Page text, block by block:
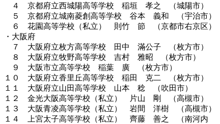
４ 京都府立西城陽高等学校 稲垣 孝之 （城陽市）
５ 京都府立城南菱創高等学校 谷本 義和 （宇治市）
６ 花園高等学校（私立） 則竹 節 （京都市右京区）
・大阪府
７ 大阪府立枚方高等学校 田中 滿公子 （枚方市）
８ 大阪府立牧野高等学校 吉村 雅昭 （枚方市）
９ 大阪市立高等学校 稲葉 廣 （枚方市）
１０ 大阪府立香里丘高等学校 稲田 克二 （枚方市）
１１ 大阪府立山田高等学校 山本 稔 （吹田市）
１２ 金光大阪高等学校（私立） 片山 剛 （高槻市）
１３ 大阪青凌高等学校（私立） 岩間 洋樹 （高槻市）
１４ 上宮太子高等学校（私立） 齊藤 善之 （南河内